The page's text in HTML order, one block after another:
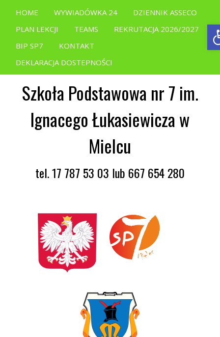
HOME WYWIADÓWKA 24
DZIENNIK ASSECO
PLAN LEKCJI
TEAMS
REKRUTACJA 2026/2027
BIP SP7
KONTAKT
DEKLARACJA DOSTEPNOŚCI
Szkoła Podstawowa nr 7 im.
Ignacego Łukasiewicza w
Mielcu
tel. 17 787 53 03 lub 667 654 280